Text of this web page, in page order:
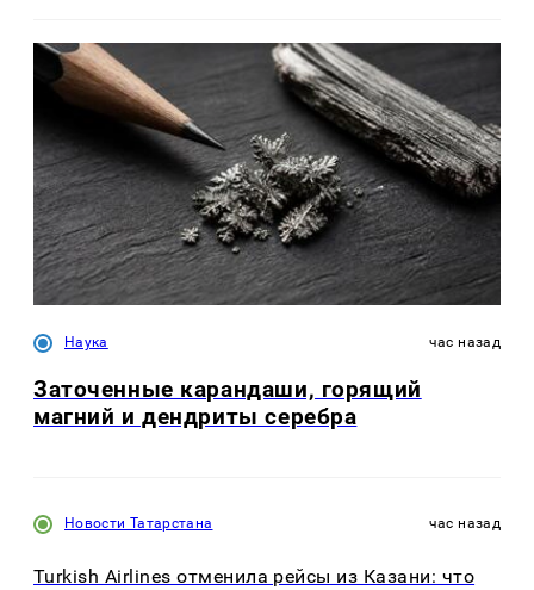
Наука час назад
Заточенные карандаши, горящий
магний и дендриты серебра
Новости Татарстана час назад
Turkish Airlines отменила рейсы из Казани: что